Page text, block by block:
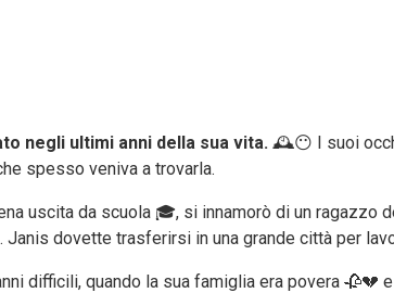
negli ultimi anni della sua vita. 🕰️😶 I suoi
spesso veniva a trovarla.
uscita da scuola 🎓, si innamorò di un
dovette trasferirsi in una grande città per
difficili, quando la sua famiglia era povera